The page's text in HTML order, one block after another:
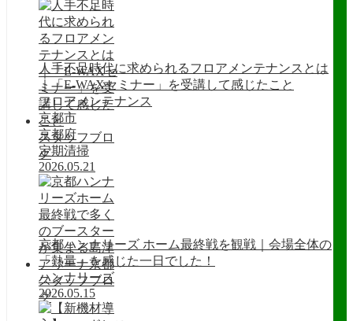
スタッフブロ
グ
人手不足時代に求められるフロアメンテナンスとは
｜「E-WAXセミナー」を受講して感じたこと
フロアメンテナンス
京都市
京都府
定期清掃
2026.05.21
スタッフブロ
グ
京都ハンナリーズ ホーム最終戦を観戦｜会場全体の
「熱量」を感じた一日でした！
ハンナリーズ
2026.05.15